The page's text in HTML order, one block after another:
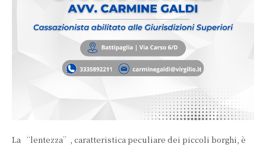
La “lentezza”, caratteristica peculiare dei piccoli borghi, è